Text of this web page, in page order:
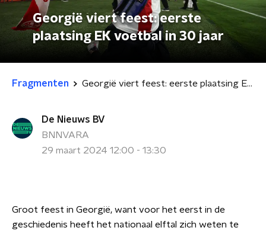
Georgië viert feest: eerste
plaatsing EK voetbal in 30 jaar
Fragmenten Georgië viert feest: eerste plaatsing EK voetbal in 30 jaar
De Nieuws BV
BNNVARA
29 maart 2024 12:00 - 13:30
Groot feest in Georgië, want voor het eerst in de
geschiedenis heeft het nationaal elftal zich weten te